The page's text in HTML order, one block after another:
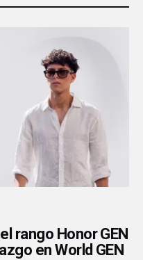
rango Honor GEN
en World GEN